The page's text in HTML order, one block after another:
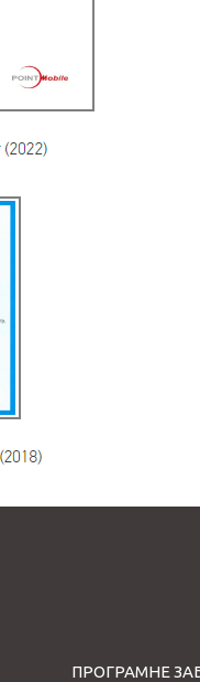
ПРОГРАМНЕ